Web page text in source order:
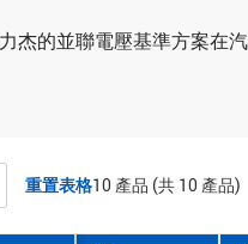
杰的並聯電壓基準方案在
重置表格10 產品 (共 10 產品)